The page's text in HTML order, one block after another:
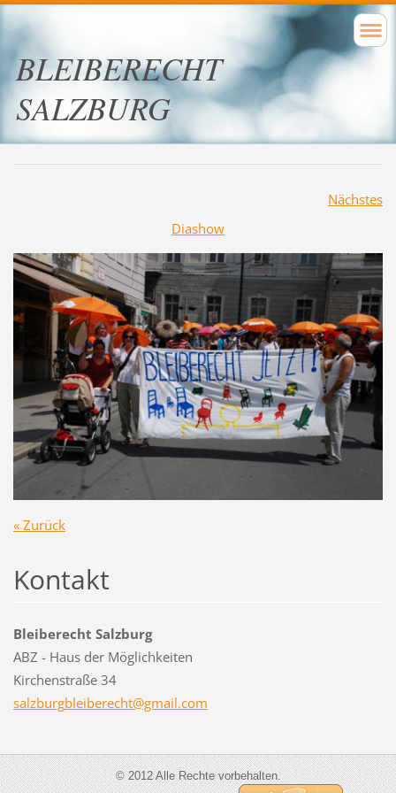
BLEIBERECHT
SALZBURG
Nächstes
Diashow
« Zurück
Kontakt
Bleiberecht Salzburg
ABZ - Haus der Möglichkeiten
Kirchenstraße 34
salzburgbleiberecht@gmail.com
© 2012 Alle Rechte vorbehalten.